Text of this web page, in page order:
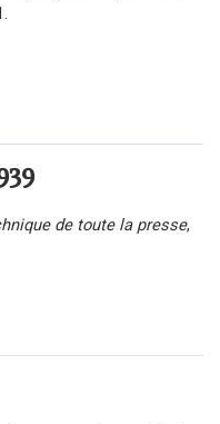
de toute la presse,